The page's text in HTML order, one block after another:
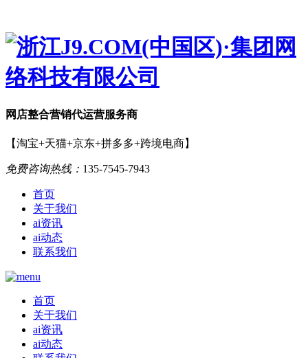
网店整合营销代运营服务商
【淘宝+天猫+京东+拼多多+跨境电商】
免费咨询热线： 135-7545-7943
首页
关于我们
ai资讯
ai动态
联系我们
首页
关于我们
ai资讯
ai动态